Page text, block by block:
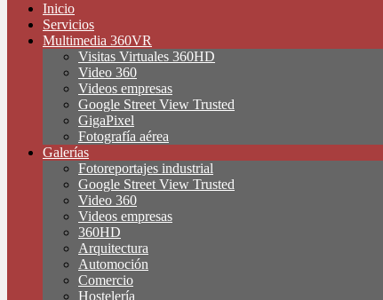
Inicio
Servicios
Multimedia 360VR
Visitas Virtuales 360HD
Video 360
Videos empresas
Google Street View Trusted
GigaPixel
Fotografía aérea
Galerías
Fotoreportajes industrial
Google Street View Trusted
Video 360
Videos empresas
360HD
Arquitectura
Automoción
Comercio
Hostelería